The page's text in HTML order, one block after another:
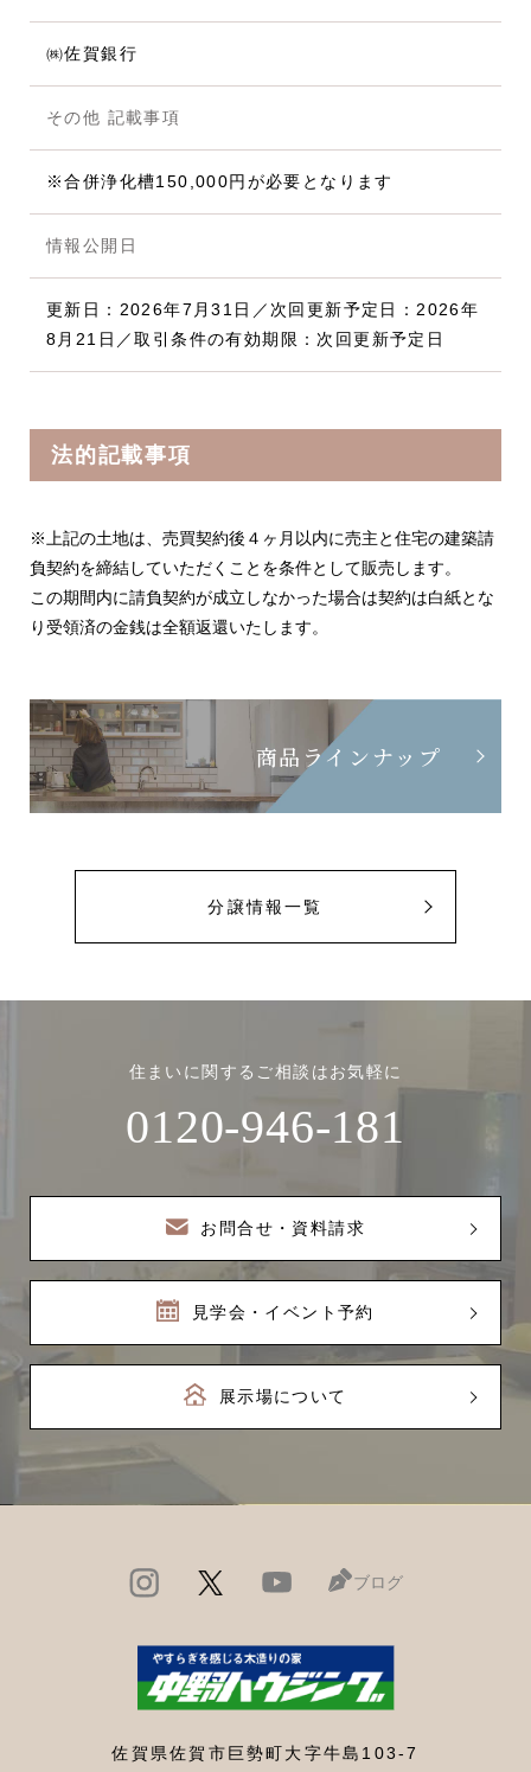
㈱佐賀銀行
その他 記載事項
※合併浄化槽150,000円が必要となります
情報公開日
更新日：2026年7月31日／次回更新予定日：2026年
8月21日／取引条件の有効期限：次回更新予定日
法的記載事項
※上記の土地は、売買契約後４ヶ月以内に売主と住宅の建築請
負契約を締結していただくことを条件として販売します。
この期間内に請負契約が成立しなかった場合は契約は白紙とな
り受領済の金銭は全額返還いたします。
商品ラインナップ
分譲情報一覧
住まいに関するご相談はお気軽に
0120-946-181
お問合せ・資料請求
見学会・イベント予約
展示場について
ブログ
佐賀県佐賀市巨勢町大字牛島103-7